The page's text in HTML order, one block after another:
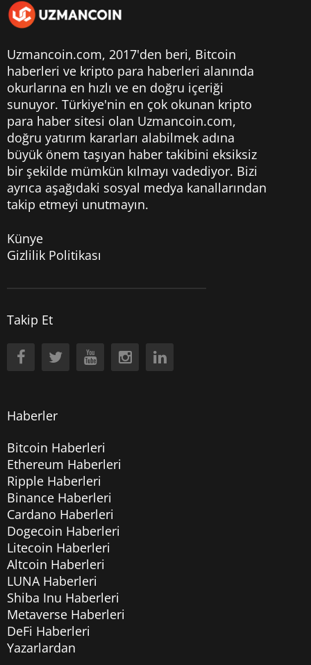
Uzmancoin.com, 2017'den beri, Bitcoin
haberleri ve kripto para haberleri alanında
okurlarına en hızlı ve en doğru içeriği
sunuyor. Türkiye'nin en çok okunan kripto
para haber sitesi olan Uzmancoin.com,
doğru yatırım kararları alabilmek adına
büyük önem taşıyan haber takibini eksiksiz
bir şekilde mümkün kılmayı vadediyor. Bizi
ayrıca aşağıdaki sosyal medya kanallarından
takip etmeyi unutmayın.
Künye
Gizlilik Politikası
Takip Et
Haberler
Bitcoin Haberleri
Ethereum Haberleri
Ripple Haberleri
Binance Haberleri
Cardano Haberleri
Dogecoin Haberleri
Litecoin Haberleri
Altcoin Haberleri
LUNA Haberleri
Shiba Inu Haberleri
Metaverse Haberleri
DeFi Haberleri
Yazarlardan